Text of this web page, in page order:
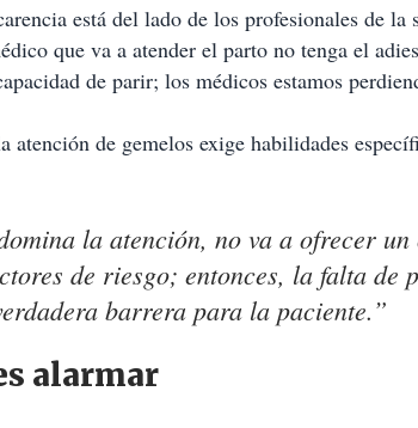
está del lado de los profesionales de
que va a atender el parto no tenga el
de parir; los médicos estamos
atención de gemelos exige habilidades
la atención, no va a ofrecer
de riesgo; entonces, la falta de
barrera para la paciente.”
alarmar